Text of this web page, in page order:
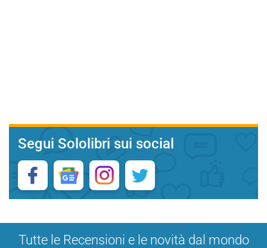
Segui Sololibri sui social
Tutte le Recensioni e le novità dal mondo